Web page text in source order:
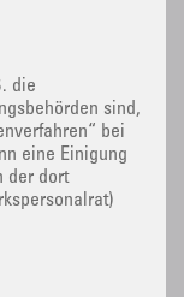
die
sind,
bei
eine Einigung
der dort